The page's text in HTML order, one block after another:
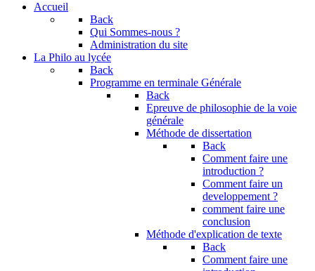
Accueil
Back
Qui Sommes-nous ?
Administration du site
La Philo au lycée
Back
Programme en terminale Générale
Back
Epreuve de philosophie de la voie
générale
Méthode de dissertation
Back
Comment faire une
introduction ?
Comment faire un
developpement ?
comment faire une
conclusion
Méthode d'explication de texte
Back
Comment faire une